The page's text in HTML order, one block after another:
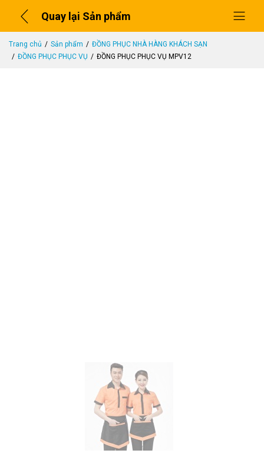
Quay lại Sản phẩm
Trang chủ Sản phẩm
ĐỒNG PHỤC NHÀ HÀNG KHÁCH SẠN
ĐỒNG PHỤC PHỤC VỤ
ĐỒNG PHỤC PHỤC VỤ MPV12